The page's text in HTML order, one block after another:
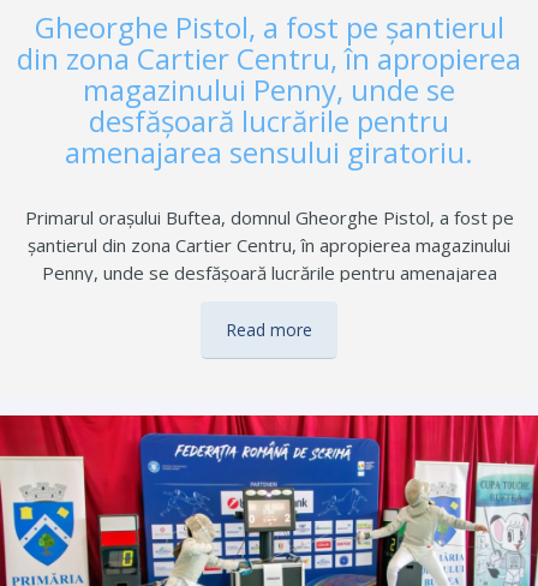
Gheorghe Pistol, a fost pe șantierul
din zona Cartier Centru, în apropierea
magazinului Penny, unde se
desfășoară lucrările pentru
amenajarea sensului giratoriu.
Primarul orașului Buftea, domnul Gheorghe Pistol, a fost pe
șantierul din zona Cartier Centru, în apropierea magazinului
Penny, unde se desfășoară lucrările pentru amenajarea
lucrărilor și a modului de organizare a intervențiilor din teren,
proiectul fiind unul important pentru fluidizarea traficului și
rugați să circule cu atenție sporită și să respecte semnalizarea
temporară instituită.
Read more